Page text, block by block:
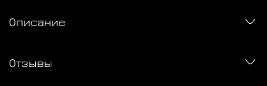
Описание
Отзывы